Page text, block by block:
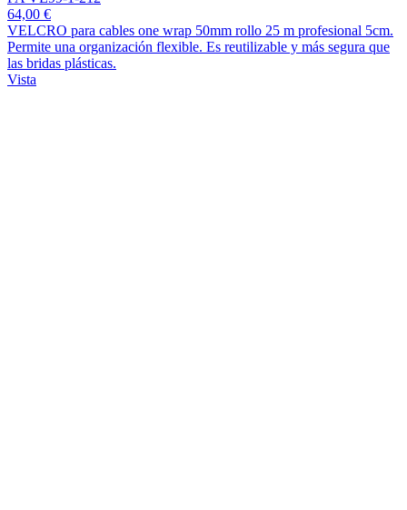
64,00 €
VELCRO para cables one wrap 50mm rollo 25 m profesional 5cm.
Permite una organización flexible. Es reutilizable y más segura que
las bridas plásticas.
Vista